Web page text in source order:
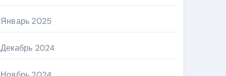
Январь 2025
Декабрь 2024